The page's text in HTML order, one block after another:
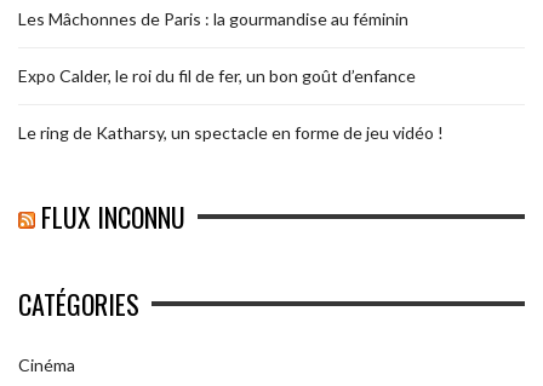
Les Mâchonnes de Paris : la gourmandise au féminin
Expo Calder, le roi du fil de fer, un bon goût d’enfance
Le ring de Katharsy, un spectacle en forme de jeu vidéo !
FLUX INCONNU
CATÉGORIES
Cinéma